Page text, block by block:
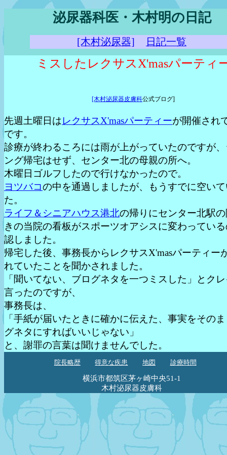
泌尿器科医・木村明の日記
[木村泌尿器] 日記一覧
ミスしたレクサスX'masパーティ
[木村泌尿器皮膚科公式ブログ]
先週土曜日はレクサスX'masパーティーが開催され
です。
診療が終わるころには雨が上がっていたのですが
ング帰宅はせず、センター北の母親の所へ。
木曜日ゴルフしたので行けなかったので。
ヨツバコの中を通過しましたが、もうすでに空い
た。
ライフ＆シニアハウス港北の帰りにセンター北駅
きの当院の看板がスポーツオアシスに変わってい
認しました。
帰宅した後、事務長からレクサスX'masパーティー
れていたことを聞かされました。
「聞いてない、ブログネタを一つミスした」とク
言ったのですが、
事務長は、
「手紙が届いたときに確かに伝えた、事実をその
グネタにすればいいじゃない」
と、謝罪の言葉は聞けませんでした。
院長略歴 得意な疾患 地図 診療時間
横浜市都筑区茅ヶ崎中央51-1
木村泌尿器皮膚科